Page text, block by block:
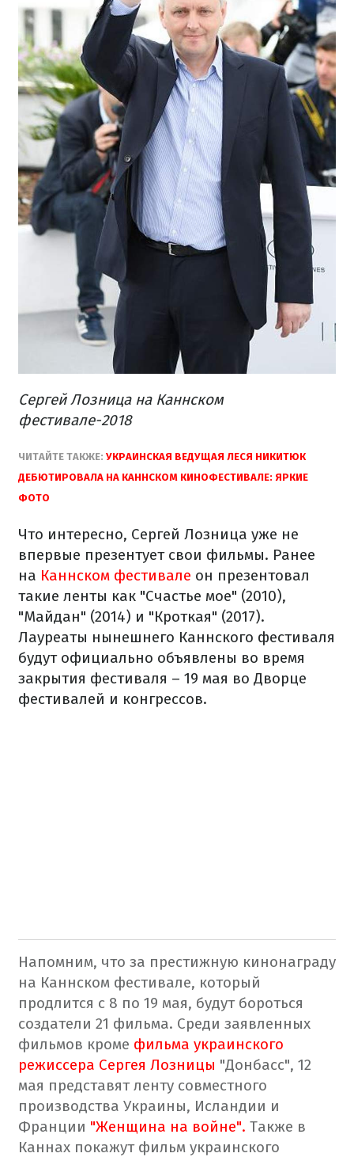
Сергей Лозница на Каннском
фестивале-2018
ЧИТАЙТЕ ТАКЖЕ: УКРАИНСКАЯ ВЕДУЩАЯ ЛЕСЯ НИКИТЮК
ДЕБЮТИРОВАЛА НА КАННСКОМ КИНОФЕСТИВАЛЕ: ЯРКИЕ
ФОТО
Что интересно, Сергей Лозница уже не
впервые презентует свои фильмы. Ранее
на Каннском фестивале он презентовал
такие ленты как "Счастье мое" (2010),
"Майдан" (2014) и "Кроткая" (2017).
Лауреаты нынешнего Каннского фестиваля
будут официально объявлены во время
закрытия фестиваля – 19 мая во Дворце
фестивалей и конгрессов.
Напомним, что за престижную кинонаграду
на Каннском фестивале, который
продлится с 8 по 19 мая, будут бороться
создатели 21 фильма. Среди заявленных
фильмов кроме фильма украинского
режиссера Сергея Лозницы "Донбасс", 12
мая представят ленту совместного
производства Украины, Исландии и
Франции "Женщина на войне". Также в
Каннах покажут фильм украинского